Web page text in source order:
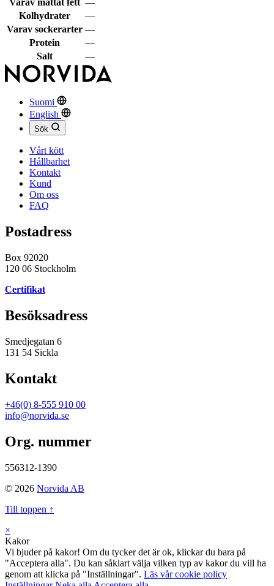
Varav mättat fett —
Kolhydrater
—
Varav sockerarter —
Protein
—
Salt
—
Suomi
English
Sök
Vårt kött
Hållbarhet
Kontakt
Kund
Om oss
FAQ
Postadress
Box 92020
120 06 Stockholm
Certifikat
Besöksadress
Smedjegatan 6
131 54 Sickla
Kontakt
+46(0) 8-555 910 00
info@norvida.se
Org. nummer
556312-1390
© 2026 Norvida AB
Till toppen ↑
×
Kakor
Vi bjuder på kakor! Om du tycker det är ok, klickar du bara på
"Acceptera alla". Du kan såklart välja vilken typ av kakor du vill ha
genom att klicka på "Inställningar". Läs vår cookie policy